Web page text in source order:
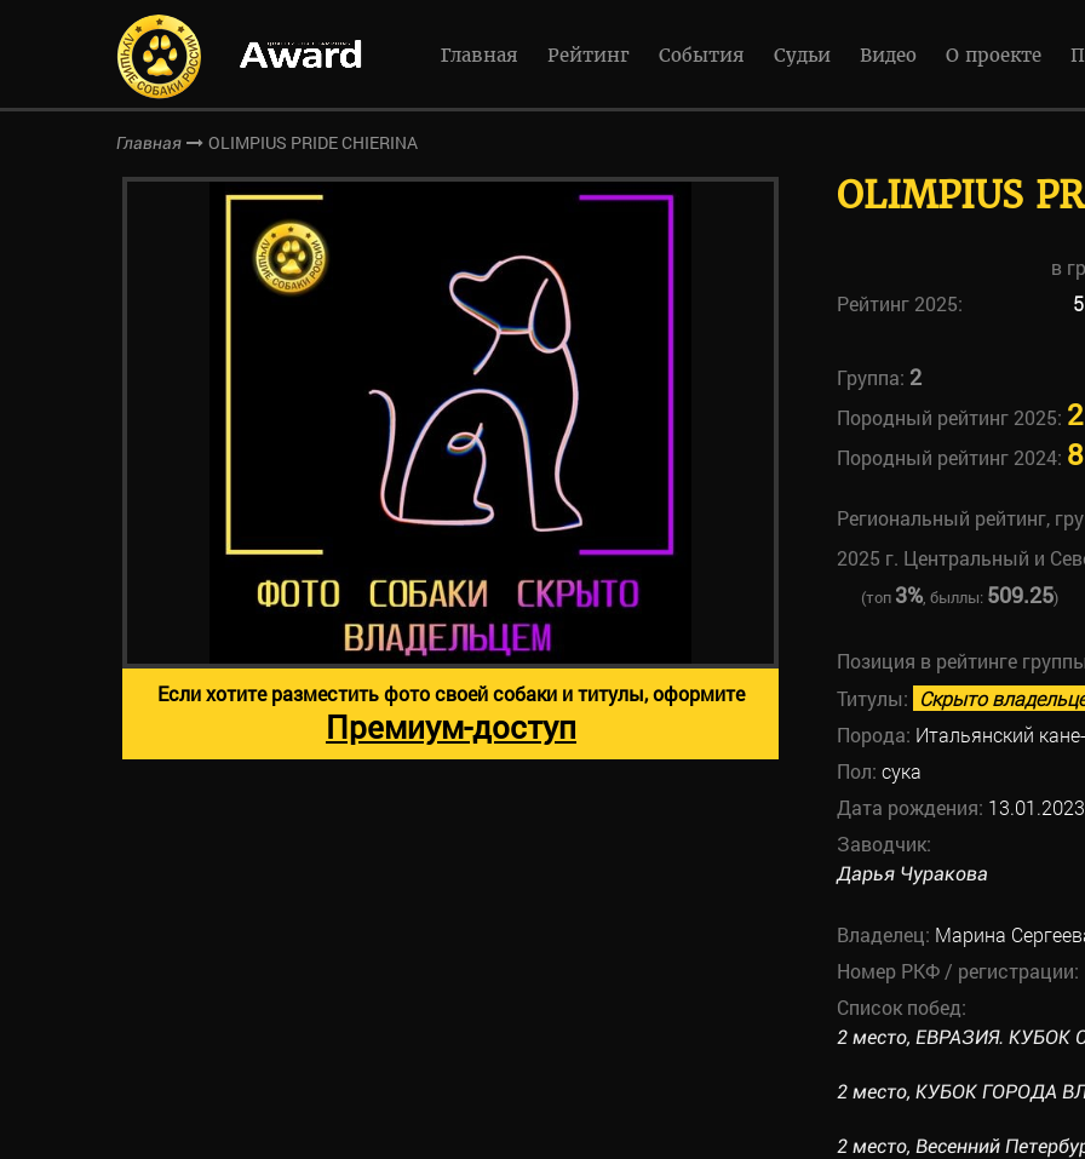
Главная Рейтинг События Судьи Видео О проекте
Главная OLIMPIUS PRIDE CHIERINA
OLIMPIUS
в
Рейтинг 2025:
Группа: 2
Породный рейтинг 2025: 2
Породный рейтинг 2024: 8
Региональный рейтинг,
2025 г. Центральный и
(топ 3%, быллы: 509.25)
Позиция в рейтинге
Титулы: Скрыто
Порода: Итальянский
Пол: сука
Дата рождения: 13.01.2023
Заводчик:
Дарья Чуракова
Владелец: Марина
Номер РКФ / регистрации:
Список побед:
2 место, ЕВРАЗИЯ. КУБОК
2 место, КУБОК ГОРОДА
2 место, Весенний
Если хотите разместить фото своей собаки и титулы, оформите
Премиум-доступ